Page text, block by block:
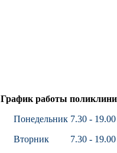
График работы
Понедельник 7.30 - 19.00
Вторник 7.30 - 19.00